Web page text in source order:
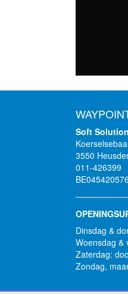
Soft
3550
011-426399
Dinsdag &
Woensdag &
Zaterdag:
Zondag,